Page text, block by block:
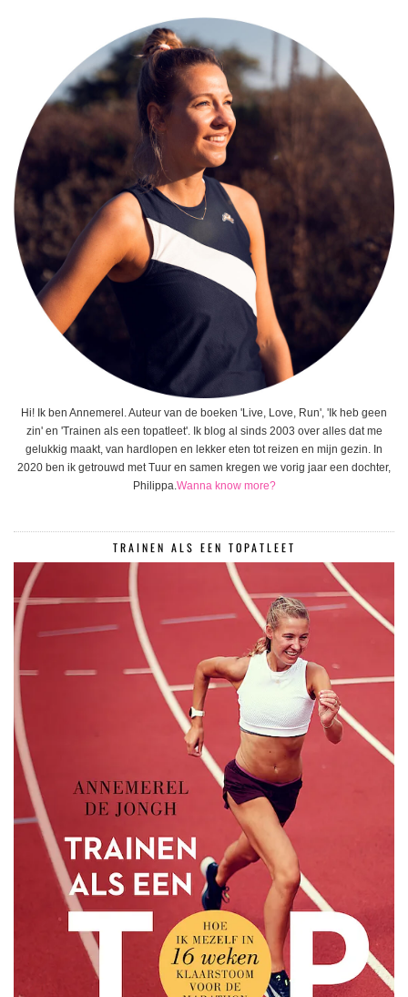
Hi! Ik ben Annemerel. Auteur van de boeken 'Live, Love, Run', 'Ik heb geen
zin' en 'Trainen als een topatleet'. Ik blog al sinds 2003 over alles dat me
gelukkig maakt, van hardlopen en lekker eten tot reizen en mijn gezin. In
2020 ben ik getrouwd met Tuur en samen kregen we vorig jaar een dochter,
Philippa.Wanna know more?
TRAINEN ALS EEN TOPATLEET